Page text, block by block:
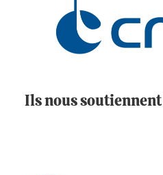
Ils nous soutiennent